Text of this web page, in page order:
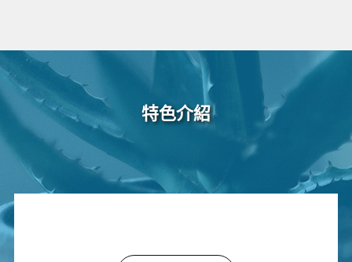
特色介紹